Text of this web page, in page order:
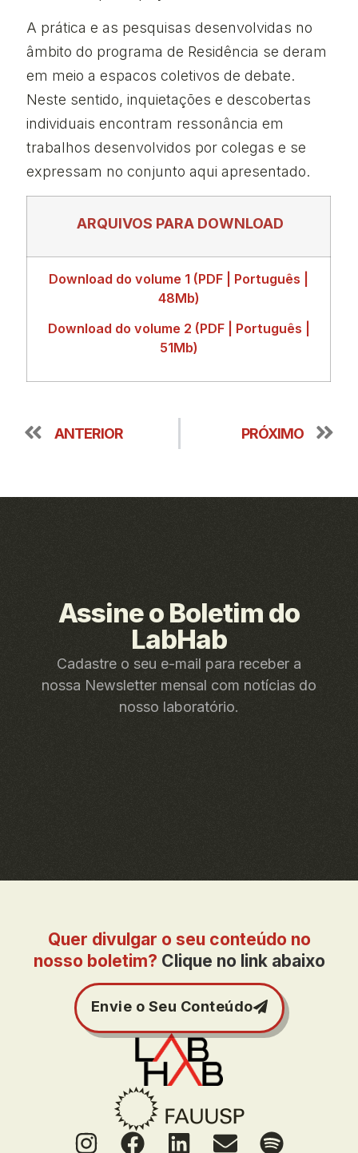
A prática e as pesquisas desenvolvidas no
âmbito do programa de Residência se deram
em meio a espacos coletivos de debate.
Neste sentido, inquietações e descobertas
individuais encontram ressonância em
trabalhos desenvolvidos por colegas e se
expressam no conjunto aqui apresentado.
ARQUIVOS PARA DOWNLOAD
Download do volume 1 (PDF | Português |
48Mb)
Download do volume 2 (PDF | Português |
51Mb)
ANTERIOR PRÓXIMO
Assine o Boletim do
LabHab
Cadastre o seu e-mail para receber a
nossa Newsletter mensal com notícias do
nosso laboratório.
Quer divulgar o seu conteúdo no
nosso boletim? Clique no link abaixo
Envie o Seu Conteúdo